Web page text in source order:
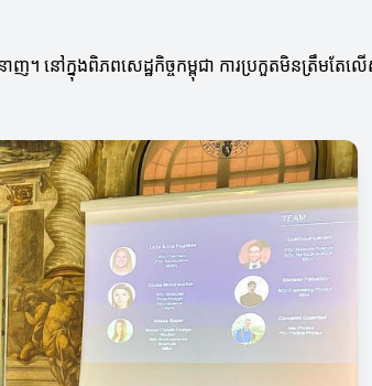
នៅក្នុងពិភពសេដ្ឋកិច្ចកម្ពុជា ការប្រកួតមិនត្រឹមតែលើស